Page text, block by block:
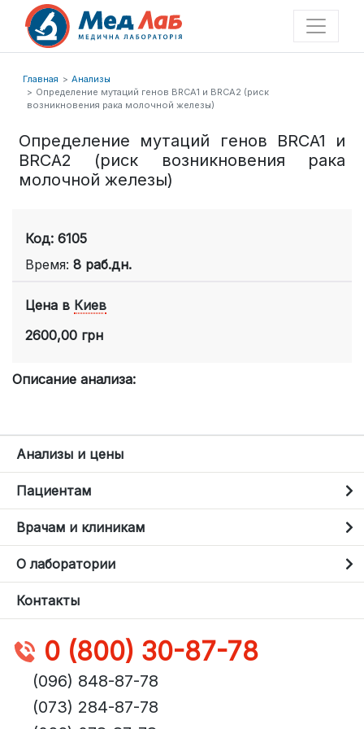
Главная
Анализы
Определение мутаций генов BRCA1 и BRCA2 (риск
возникновения рака молочной железы)
Определение мутаций генов BRCA1 и
BRCA2 (риск возникновения рака
молочной железы)
Код: 6105
Время: 8 раб.дн.
Цена в Киев
2600,00 грн
Описание анализа:
Анализы и цены
Пациентам
Врачам и клиникам
О лаборатории
Контакты
0 (800) 30-87-78
(096) 848-87-78
(073) 284-87-78